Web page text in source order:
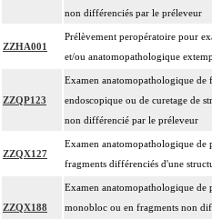
non différenciés par le préleveur
ZZHA001
Prélèvement peropératoire pour
et/ou anatomopathologique
ZZQP123
Examen anatomopathologique de
endoscopique ou de curetage de
non différencié par le préleveur
ZZQX127
Examen anatomopathologique de
fragments différenciés d'une
ZZQX188
Examen anatomopathologique de
monobloc ou en fragments non